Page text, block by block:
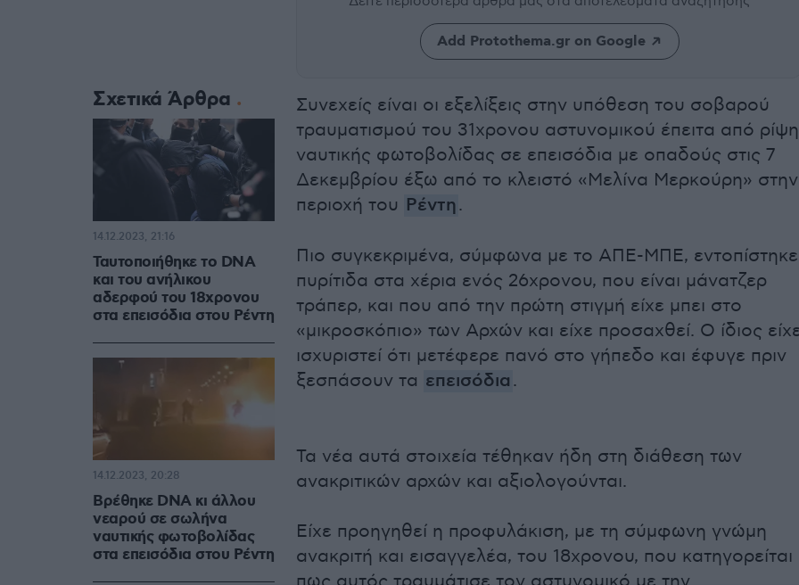
Add Protothema.gr on Google
Συνεχείς είναι οι εξελίξεις στην υπόθεση του σοβαρού
τραυματισμού του 31χρονου αστυνομικού έπειτα από ρίψη
ναυτικής φωτοβολίδας σε επεισόδια με οπαδούς στις 7
Δεκεμβρίου έξω από το κλειστό «Μελίνα Μερκούρη» στην
περιοχή του Ρέντη.
Πιο συγκεκριμένα, σύμφωνα με το ΑΠΕ-ΜΠΕ, εντοπίστηκε
πυρίτιδα στα χέρια ενός 26χρονου, που είναι μάνατζερ
τράπερ, και που από την πρώτη στιγμή είχε μπει στο
«μικροσκόπιο» των Αρχών και είχε προσαχθεί. Ο ίδιος
ισχυριστεί ότι μετέφερε πανό στο γήπεδο και έφυγε πριν
ξεσπάσουν τα επεισόδια .
Τα νέα αυτά στοιχεία τέθηκαν ήδη στη διάθεση των
ανακριτικών αρχών και αξιολογούνται.
Είχε προηγηθεί η προφυλάκιση, με τη σύμφωνη γνώμη
ανακριτή και εισαγγελέα, του 18χρονου, που κατηγορείται
Σχετικά Άρθρα
Ταυτοποιήθηκε το DNA
και του ανήλικου
αδερφού του 18χρονου
στα επεισόδια στου Ρέντη
14.12.2023, 21:16
Βρέθηκε DNA κι άλλου
νεαρού σε σωλήνα
ναυτικής φωτοβολίδας
στα επεισόδια στου Ρέντη
14.12.2023, 20:28